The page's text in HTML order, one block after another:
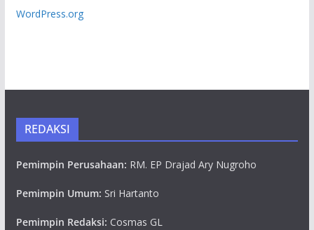
WordPress.org
REDAKSI
Pemimpin Perusahaan: RM. EP Drajad Ary Nugroho
Pemimpin Umum: Sri Hartanto
Pemimpin Redaksi: Cosmas GL